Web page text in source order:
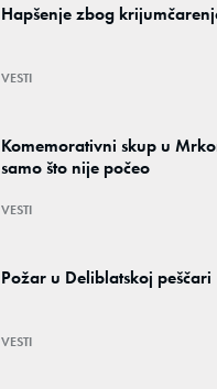
Hapšenje zbog
VESTI
Komemorativni skup u
samo što nije počeo
VESTI
Požar u Deliblatskoj peščari
VESTI